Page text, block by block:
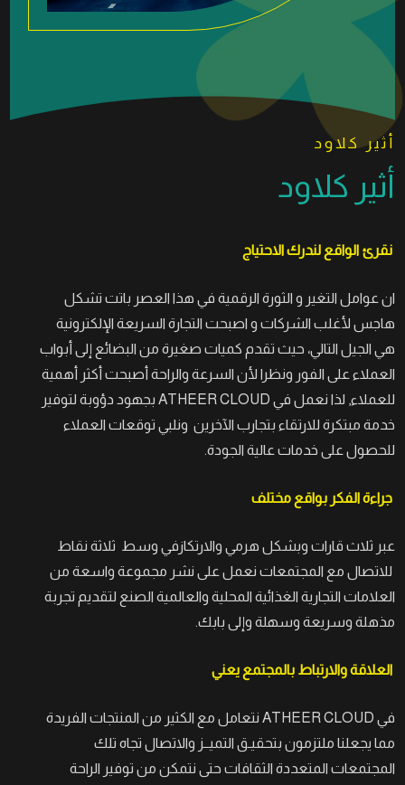
أثير كلاود
أثير كلاود
نقرئ الواقع لندرك الاحتياج
ان عوامل التغير و الثورة الرقمية في هذا العصر باتت تشكل
هاجس لأغلب الشركات و اصبحت التجارة السريعة الإلكترونية
هي الجيل التالي، حيث تقدم كميات صغيرة من البضائع إلى أبواب
العملاء على الفور ونظرا لأن السرعة والراحة أصبحت أكثر أهمية
للعملاء, لذا نعمل في ATHEER CLOUD بجهود دؤوبة لتوفير
خدمة مبتكرة للارتقاء بتجارب الآخرين ونلبي توقعات العملاء
للحصول على خدمات عالية الجودة.
جراءة الفكر بواقع مختلف
عبر ثلاث قارات وبشكل هرمي والارتكازفي وسط ثلاثة نقاط
للاتصال مع المجتمعات نعمل على نشر مجموعة واسعة من
العلامات التجارية الغذائية المحلية والعالمية الصنع لتقديم تجربة
مذهلة وسريعة وسهلة وإلى بابك.
العلاقة والارتباط بالمجتمع يعني
في ATHEER CLOUD نتعامل مع الكثير من المنتجات الفريدة
مما يجعلنا ملتزمون بتحقيـق التميــز والاتصال تجاه تلك
المجتمعات المتعددة الثقافات حتى نتمكن من توفير الراحة